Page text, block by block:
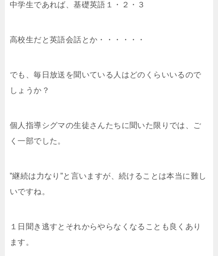
中学生であれば、基礎英語１・２・３
高校生だと英語会話とか・・・・・・
でも、毎日放送を聞いている人はどのくらいいるので
しょうか？
個人指導シグマの生徒さんたちに聞いた限りでは、ご
く一部でした。
”継続は力なり”と言いますが、続けることは本当に難し
いですね。
１日聞き逃すとそれからやらなくなることも良くあり
ます。